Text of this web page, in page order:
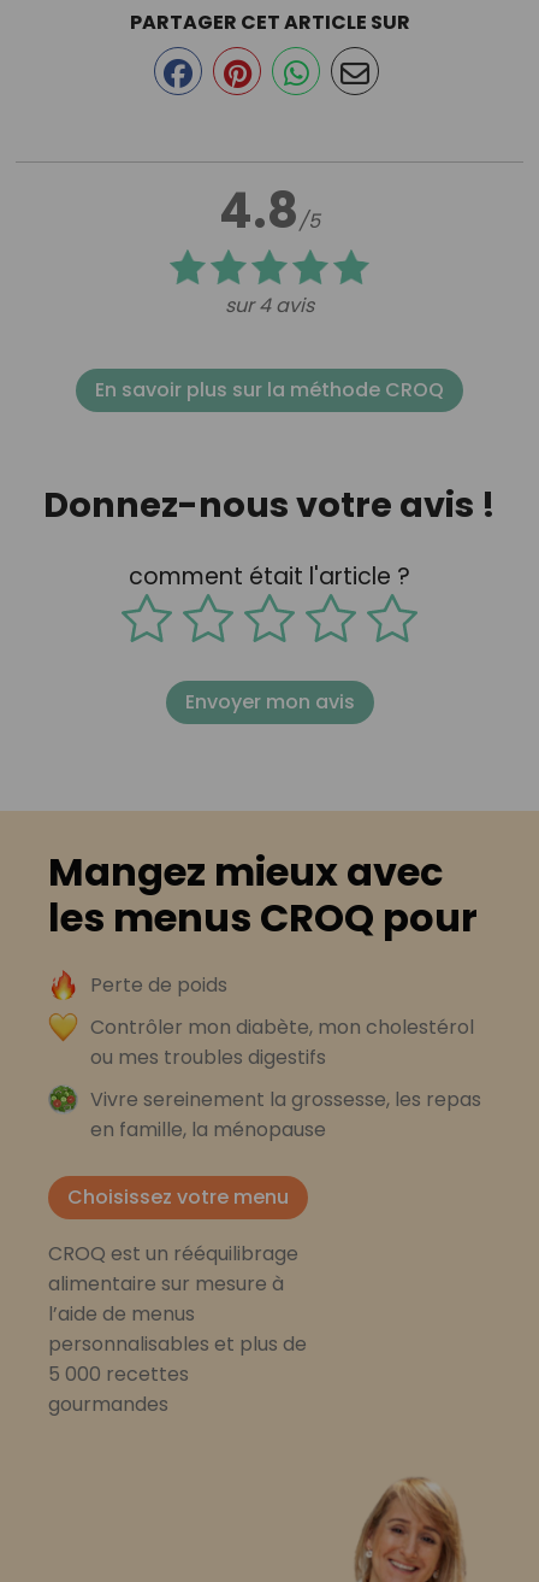
4.8/5
sur 4 avis
PARTAGER CET ARTICLE SUR
En savoir plus sur la méthode CROQ
Donnez-nous votre avis !
comment était l'article ?
Envoyer mon avis
Mangez mieux avec
les menus CROQ pour
Perte de poids
Contrôler mon diabète, mon cholestérol
ou mes troubles digestifs
Vivre sereinement la grossesse, les repas
en famille, la ménopause
Choisissez votre menu
CROQ est un rééquilibrage
alimentaire sur mesure à
l’aide de menus
personnalisables et plus de
5 000 recettes
gourmandes